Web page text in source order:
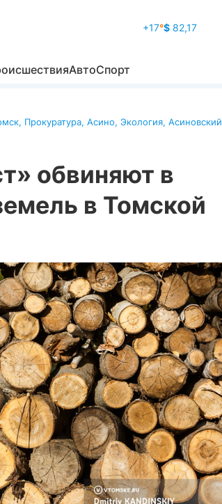
+17°$82,17
АвтоСпорт
, Прокуратура, Асино, Экология,
обвиняют в
в Томской